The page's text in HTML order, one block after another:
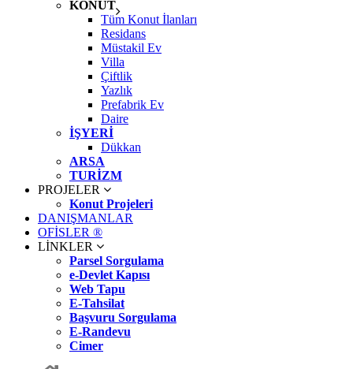
KONUT
Tüm Konut İlanları
Residans
Müstakil Ev
Villa
Çiftlik
Yazlık
Prefabrik Ev
Daire
İŞYERİ
Dükkan
ARSA
TURİZM
PROJELER
Konut Projeleri
DANIŞMANLAR
OFİSLER ®
LİNKLER
Parsel Sorgulama
e-Devlet Kapısı
Web Tapu
E-Tahsilat
Başvuru Sorgulama
E-Randevu
Cimer